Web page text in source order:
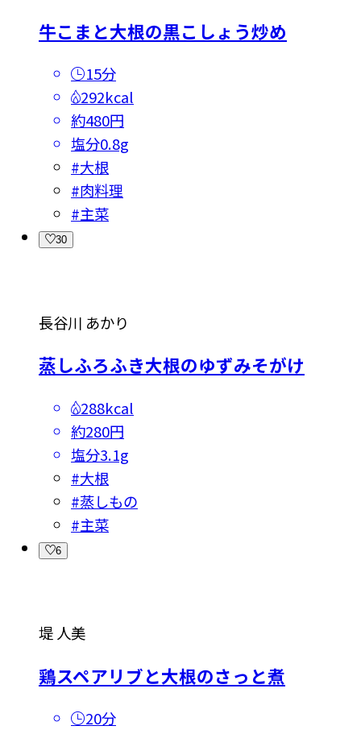
牛こまと大根の黒こしょう炒め
15分
292kcal
約480円
塩分0.8g
#大根
#肉料理
#主菜
30
長谷川 あかり
蒸しふろふき大根のゆずみそがけ
288kcal
約280円
塩分3.1g
#大根
#蒸しもの
#主菜
6
堤 人美
鶏スペアリブと大根のさっと煮
20分